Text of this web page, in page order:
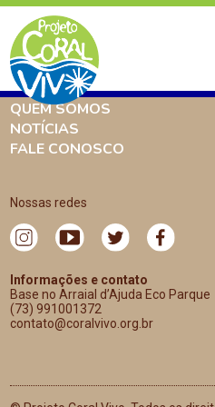
INÍCIO
AMBIENTE CORALÍNEO
QUEM SOMOS
NOTÍCIAS
FALE CONOSCO
Nossas redes
Informações e contato
Base no Arraial d’Ajuda Eco Parque
(73) 991001372
contato@coralvivo.org.br